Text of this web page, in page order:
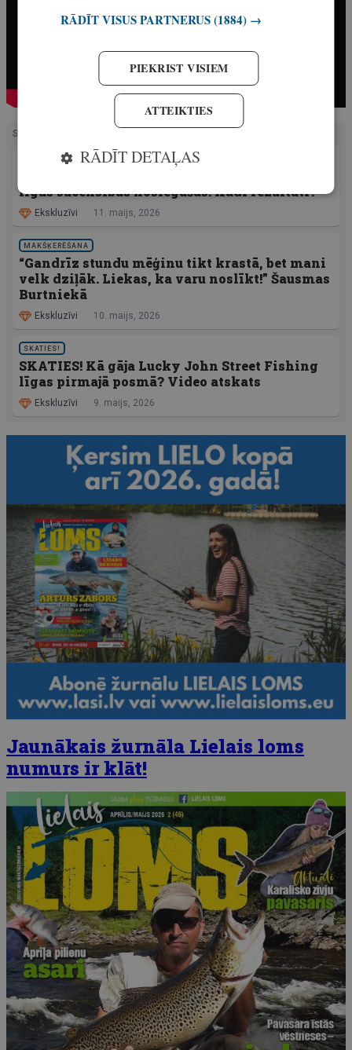
SAISTĪTIE RAKSTI
AKTUALITĀTES
līgas sacensības noslēgušās! Kādi rezultāti?
Ekskluzīvi 11. maijs, 2026
MAKŠĶERĒŠANA
“Gandrīz stundu mēģinu tikt krastā, bet mani
velk dziļāk. Liekas, ka varu noslīkt!” Šausmas
Burtniekā
Ekskluzīvi 10. maijs, 2026
SKATIES!
SKATIES! Kā gāja Lucky John Street Fishing
līgas pirmajā posmā? Video atskats
Ekskluzīvi 9. maijs, 2026
Jaunākais žurnāla Lielais loms
numurs ir klāt!
RĀDĪT VISUS PARTNERUS(1884) →
PIEKRIST VISIEM
ATTEIKTIES
RĀDĪT DETAĻAS